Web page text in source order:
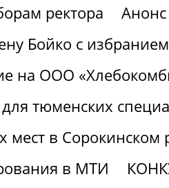
ректора
Бойко с
на ООО
тюменских
мест в Сорокинском
в МТИ